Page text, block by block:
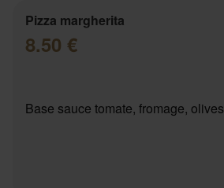
Pizza margherita
8.50 €
Base sauce tomate, fromage, olives